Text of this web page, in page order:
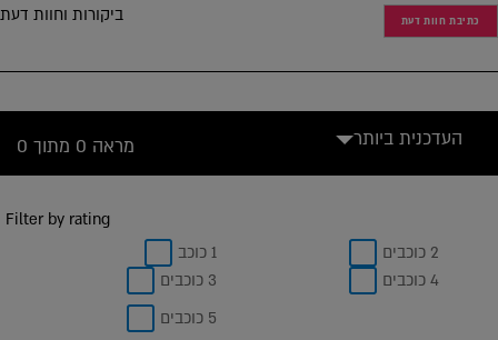
ביקורות וחוות דעת כתיבת חוות דעת
מראה 0 מתוך 0 העדכנית ביותר
Filter by rating
1 כוכב
2 כוכבים
3 כוכבים
4 כוכבים
5 כוכבים